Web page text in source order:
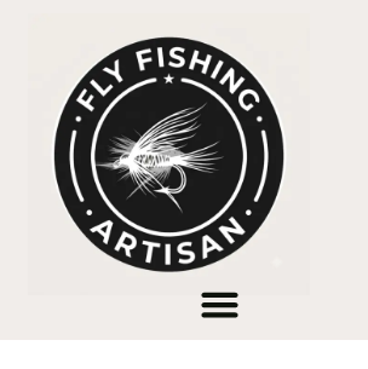
/ Productos etiquetados
handcrafted